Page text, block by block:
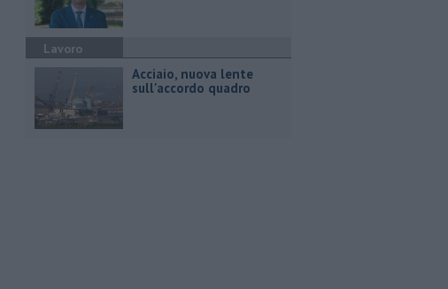
Lavoro
Acciaio, nuova lente
sull'accordo quadro